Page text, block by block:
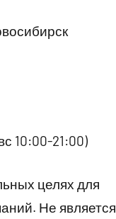
10:00-21:00)
целях для
Не является